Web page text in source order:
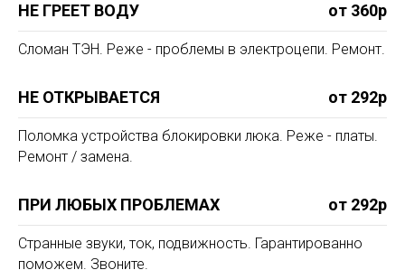
НЕ ГРЕЕТ ВОДУ от 360р
Сломан ТЭН. Реже - проблемы в электроцепи. Ремонт.
НЕ ОТКРЫВАЕТСЯ от 292р
Поломка устройства блокировки люка. Реже - платы.
Ремонт / замена.
ПРИ ЛЮБЫХ ПРОБЛЕМАХ от 292р
Странные звуки, ток, подвижность. Гарантированно
поможем. Звоните.